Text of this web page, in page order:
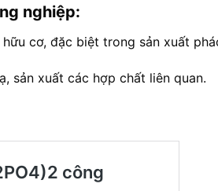
nghiệp:
cơ, đặc biệt trong sản xuất
sản xuất các hợp chất liên quan.